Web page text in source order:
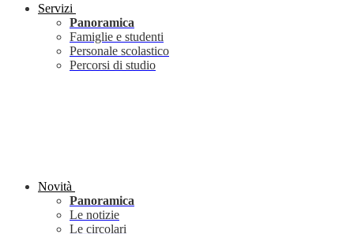
Servizi
Panoramica
Famiglie e studenti
Personale scolastico
Percorsi di studio
Novità
Panoramica
Le notizie
Le circolari